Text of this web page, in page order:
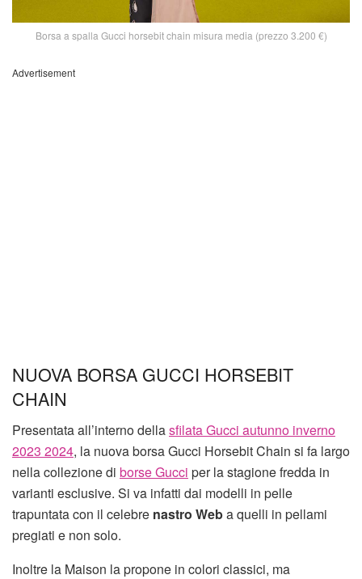
Borsa a spalla Gucci horsebit chain misura media (prezzo 3.200 €)
Advertisement
NUOVA BORSA GUCCI HORSEBIT
CHAIN
Presentata all’interno dellasfilata Gucci autunno inverno
2023 2024, la nuova borsa Gucci Horsebit Chain si fa largo
nella collezione di borse Gucci per la stagione fredda in
varianti esclusive. Si va infatti dai modelli in pelle
trapuntata con il celebre nastro Weba quelli in pellami
pregiati e non solo.
Inoltre la Maison la propone in colori classici, ma